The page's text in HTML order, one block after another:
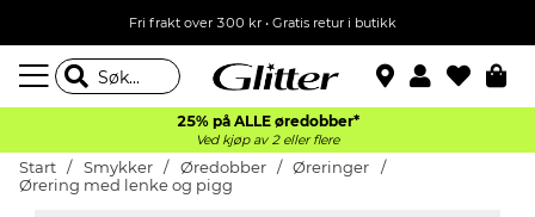
Fri frakt over 300 kr • Gratis retur i butikk
25% på ALLE øredobber*
Ved kjøp av 2 eller flere
Start Smykker Øredobber
Øreringer
Ørering med lenke og pigg